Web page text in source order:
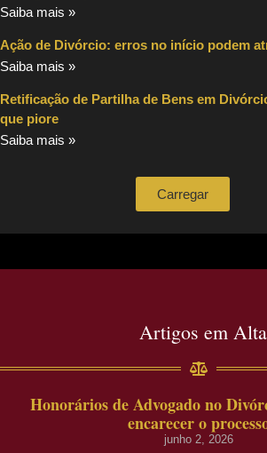
Saiba mais »
Ação de Divórcio: erros no início podem
Saiba mais »
Retificação de Partilha de Bens em
que piore
Saiba mais »
Carregar
Artigos em Alta
Honorários de Advogado no
encarecer o
junho 2, 2026